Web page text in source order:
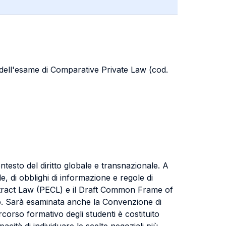
di Comparative Private Law (cod.
del diritto globale e transnazionale. A
di obblighi di informazione e regole di
Law (PECL) e il Draft Common Frame of
Sarà esaminata anche la Convenzione di
formativo degli studenti è costituito